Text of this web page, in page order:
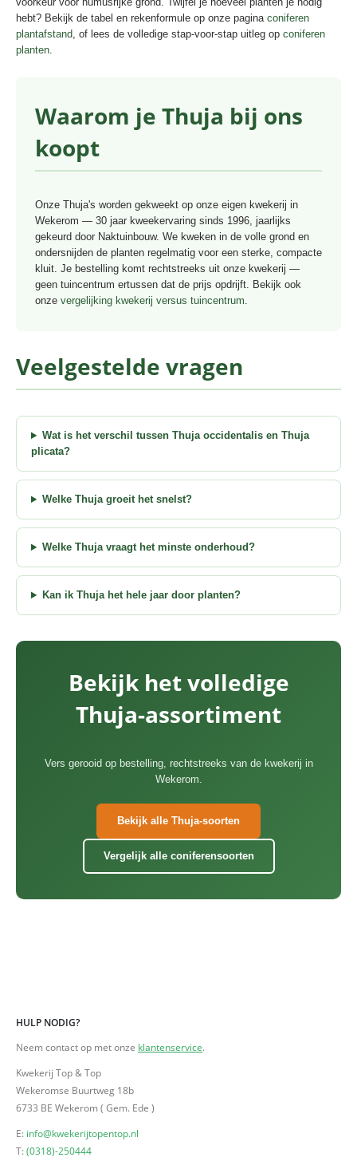
hebt? Bekijk de tabel en rekenformule op onze pagina coniferen
plantafstand, of lees de volledige stap-voor-stap uitleg op coniferen
planten.
Waarom je Thuja bij ons
koopt
Onze Thuja's worden gekweekt op onze eigen kwekerij in
Wekerom — 30 jaar kweekervaring sinds 1996, jaarlijks
gekeurd door Naktuinbouw. We kweken in de volle grond en
ondersnijden de planten regelmatig voor een sterke, compacte
kluit. Je bestelling komt rechtstreeks uit onze kwekerij —
geen tuincentrum ertussen dat de prijs opdrijft. Bekijk ook
onze vergelijking kwekerij versus tuincentrum.
Veelgestelde vragen
Wat is het verschil tussen Thuja occidentalis en Thuja
plicata?
Welke Thuja groeit het snelst?
Welke Thuja vraagt het minste onderhoud?
Kan ik Thuja het hele jaar door planten?
Bekijk het volledige
Thuja-assortiment
Vers gerooid op bestelling, rechtstreeks van de kwekerij in
Wekerom.
Bekijk alle Thuja-soorten
Vergelijk alle coniferensoorten
HULP NODIG?
Neem contact op met onze klantenservice.
Kwekerij Top & Top
Wekeromse Buurtweg 18b
6733 BE Wekerom ( Gem. Ede )
E: info@kwekerijtopentop.nl
T:(0318)-250444